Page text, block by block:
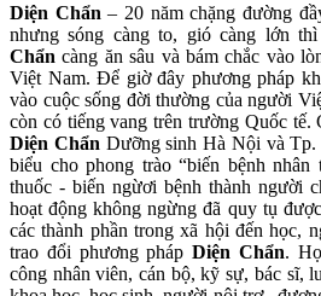
Diện Chẩn – 20 năm chặng đường
nhưng sóng càng to, gió càng lớn
Chẩn càng ăn sâu và bám chắc vào
Việt Nam. Để giờ đây phương pháp
vào cuộc sống đời thường của người
còn có tiếng vang trên trường Quốc tế.
Diện Chẩn Dưỡng sinh Hà Nội và
biểu cho phong trào “biến bệnh nhân
thuốc - biến ngừơi bệnh thành người
hoạt động không ngừng đã quy tụ
các thành phần trong xã hội đến học,
trao đổi phương pháp Diện Chẩn.
công nhân viên, cán bộ, kỹ sự, bác sĩ,